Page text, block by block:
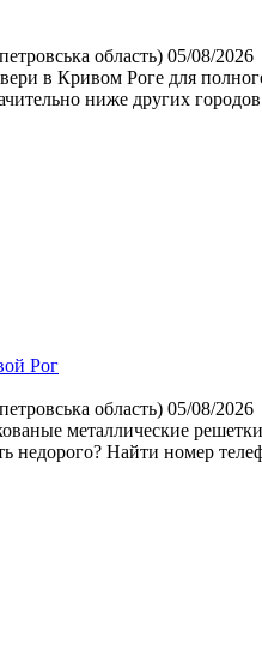
область) 05/08/2026
в Кривом Роге для
ниже других
Рог
область) 05/08/2026
металлические
недорого? Найти номер